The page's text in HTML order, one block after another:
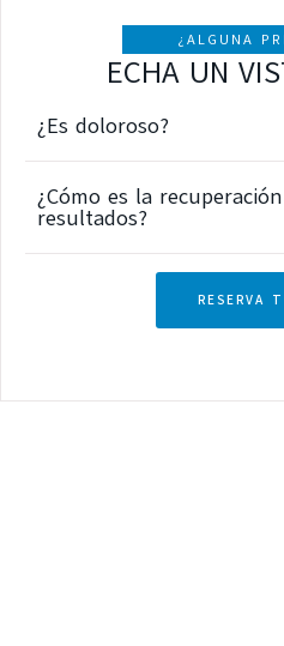
¿ALGUNA
ECHA UN
¿Es doloroso?
¿Cómo es la
resultados?
RESERVA